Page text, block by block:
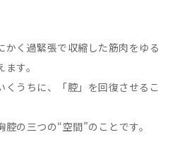
く過緊張で収縮した筋肉をゆる
す。
くうちに、「腔」を回復させるこ
腔の三つの“空間”のことです。